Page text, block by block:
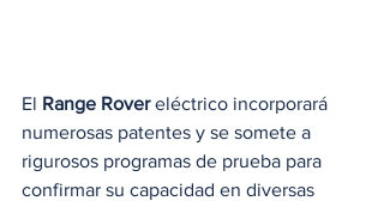
El Range Rover eléctrico incorporará
numerosas patentes y se somete a
rigurosos programas de prueba para
confirmar su capacidad en diversas